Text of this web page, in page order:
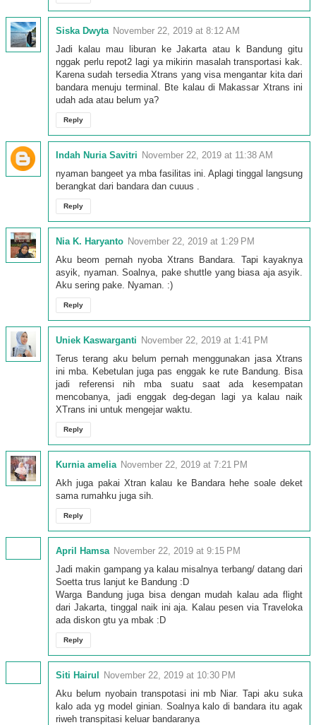
Siska Dwyta November 22, 2019 at 8:12 AM
Jadi kalau mau liburan ke Jakarta atau k Bandung gitu
nggak perlu repot2 lagi ya mikirin masalah transportasi kak.
Karena sudah tersedia Xtrans yang visa mengantar kita dari
bandara menuju terminal. Bte kalau di Makassar Xtrans ini
udah ada atau belum ya?
Reply
Indah Nuria Savitri November 22, 2019 at 11:38 AM
nyaman bangeet ya mba fasilitas ini. Aplagi tinggal langsung
berangkat dari bandara dan cuuus .
Reply
Nia K. Haryanto November 22, 2019 at 1:29 PM
Aku beom pernah nyoba Xtrans Bandara. Tapi kayaknya
asyik, nyaman. Soalnya, pake shuttle yang biasa aja asyik.
Aku sering pake. Nyaman. :)
Reply
Uniek Kaswarganti November 22, 2019 at 1:41 PM
Terus terang aku belum pernah menggunakan jasa Xtrans
ini mba. Kebetulan juga pas enggak ke rute Bandung. Bisa
jadi referensi nih mba suatu saat ada kesempatan
mencobanya, jadi enggak deg-degan lagi ya kalau naik
XTrans ini untuk mengejar waktu.
Reply
Kurnia amelia November 22, 2019 at 7:21 PM
Akh juga pakai Xtran kalau ke Bandara hehe soale deket
sama rumahku juga sih.
Reply
April Hamsa November 22, 2019 at 9:15 PM
Jadi makin gampang ya kalau misalnya terbang/ datang dari
Soetta trus lanjut ke Bandung :D
Warga Bandung juga bisa dengan mudah kalau ada flight
dari Jakarta, tinggal naik ini aja. Kalau pesen via Traveloka
ada diskon gtu ya mbak :D
Reply
Siti Hairul
November 22, 2019 at 10:30 PM
Aku belum nyobain transpotasi ini mb Niar. Tapi aku suka
kalo ada yg model ginian. Soalnya kalo di bandara itu agak
riweh transpitasi keluar bandaranya